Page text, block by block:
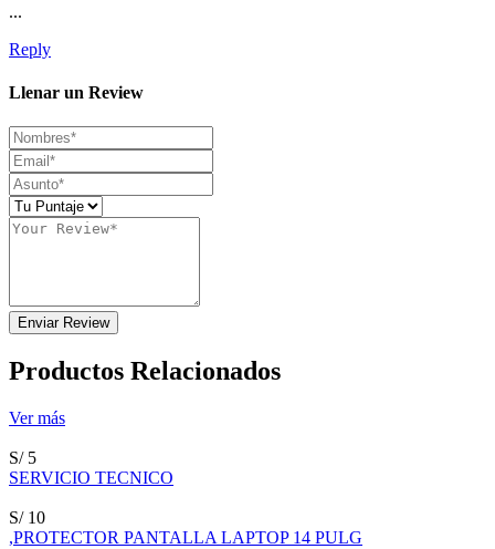
...
Reply
Llenar un Review
Enviar Review
Productos Relacionados
Ver más
S/ 5
SERVICIO TECNICO
S/ 10
,PROTECTOR PANTALLA LAPTOP 14 PULG